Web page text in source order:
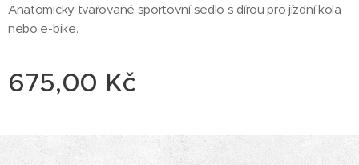
Anatomicky tvarované sportovní sedlo s dírou pro jízdní kola
nebo e-bike.
675,00 Kč